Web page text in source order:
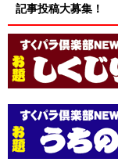
記事投稿大募集！